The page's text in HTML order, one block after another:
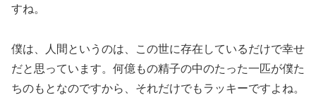
すね。
僕は、人間というのは、この世に存在しているだけで幸せ
だと思っています。何億もの精子の中のたった一匹が僕た
ちのもとなのですから、それだけでもラッキーですよね。